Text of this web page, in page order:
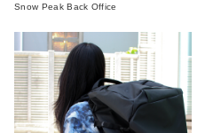
Snow Peak Back Office